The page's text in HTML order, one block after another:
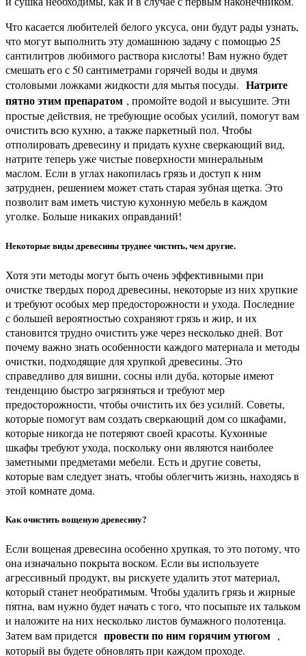
Что касается любителей белого уксуса, они будут рады узнать,
что могут выполнить эту домашнюю задачу с помощью 25
сантилитров любимого раствора кислоты! Вам нужно будет
смешать его с 50 сантиметрами горячей воды и двумя
столовыми ложками жидкости для мытья посуды. Натрите
пятно этим препаратом , промойте водой и высушите. Эти
простые действия, не требующие особых усилий, помогут вам
очистить всю кухню, а также паркетный пол. Чтобы
отполировать древесину и придать кухне сверкающий вид,
натрите теперь уже чистые поверхности минеральным
маслом. Если в углах накопилась грязь и доступ к ним
затруднен, решением может стать старая зубная щетка. Это
позволит вам иметь чистую кухонную мебель в каждом
уголке. Больше никаких оправданий!
Некоторые виды древесины труднее чистить, чем другие.
Хотя эти методы могут быть очень эффективными при
очистке твердых пород древесины, некоторые из них хрупкие
и требуют особых мер предосторожности и ухода. Последние
с большей вероятностью сохраняют грязь и жир, и их
становится трудно очистить уже через несколько дней. Вот
почему важно знать особенности каждого материала и методы
очистки, подходящие для хрупкой древесины. Это
справедливо для вишни, сосны или дуба, которые имеют
тенденцию быстро загрязняться и требуют мер
предосторожности, чтобы очистить их без усилий. Советы,
которые помогут вам создать сверкающий дом со шкафами,
которые никогда не потеряют своей красоты. Кухонные
шкафы требуют ухода, поскольку они являются наиболее
заметными предметами мебели. Есть и другие советы,
которые вам следует знать, чтобы облегчить жизнь, находясь в
этой комнате дома.
Как очистить вощеную древесину?
Если вощеная древесина особенно хрупкая, то это потому, что
она изначально покрыта воском. Если вы используете
агрессивный продукт, вы рискуете удалить этот материал,
который станет необратимым. Чтобы удалить грязь и жирные
пятна, вам нужно будет начать с того, что посыпьте их тальком
и наложите на них несколько листов бумажного полотенца.
Затем вам придется провести по ним горячим утюгом ,
который вы будете обновлять при каждом проходе.